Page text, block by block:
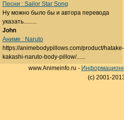
Песни : Sailor Star Song
Ну можно было бы и автора перевода
указать.........
John
Аниме : Naruto
https://animebodypillows.com/product/hatake-
kakashi-naruto-body-pillow/......
www.Animeinfo.ru -
(c) 2001-